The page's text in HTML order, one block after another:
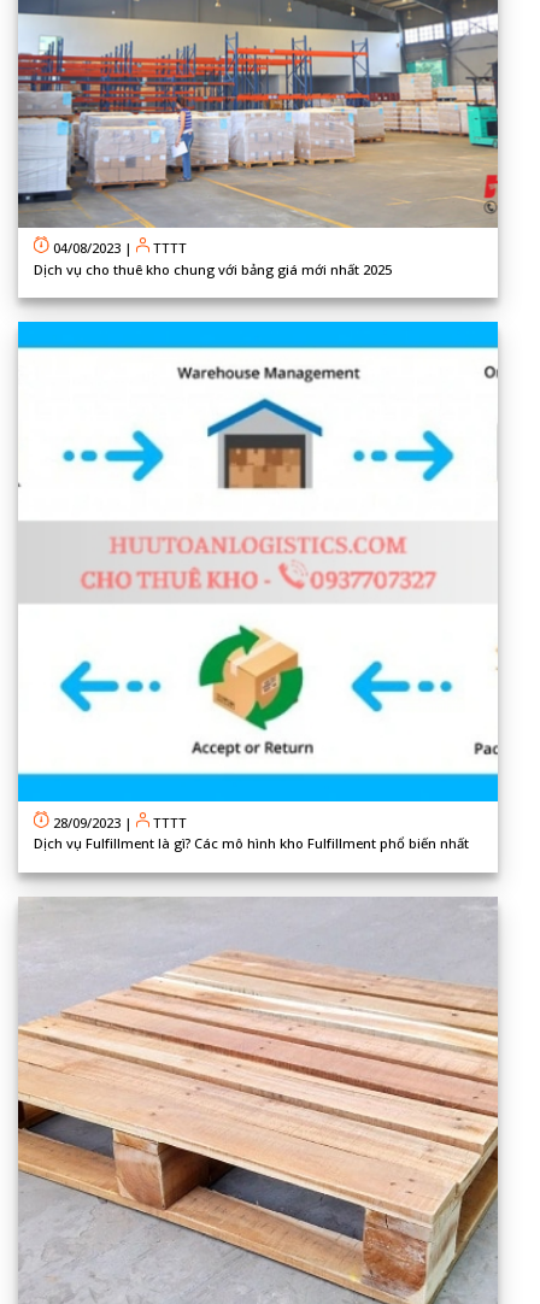
04/08/2023 |
TTTT
Dịch vụ cho thuê kho chung với bảng giá mới nhất 2025
28/09/2023 |
TTTT
Dịch vụ Fulfillment là gì? Các mô hình kho Fulfillment phổ biến nhất